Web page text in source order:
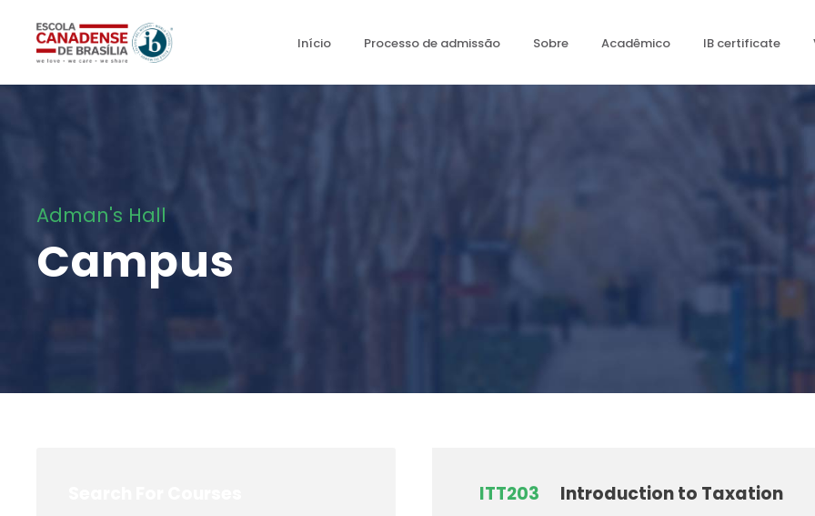
Início Processo de admissão Sobre Acadêmico IB certificate
Adman's Hall
Campus
ITT203 Introduction to Taxation